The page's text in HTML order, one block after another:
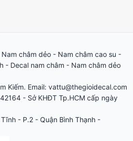
Nam châm dẻo - Nam châm cao su -
- Decal nam châm - Nam châm dẻo
Kiếm. Email: vattu@thegioidecal.com
- Sở KHĐT Tp.HCM cấp ngày
- P.2 - Quận Bình Thạnh -